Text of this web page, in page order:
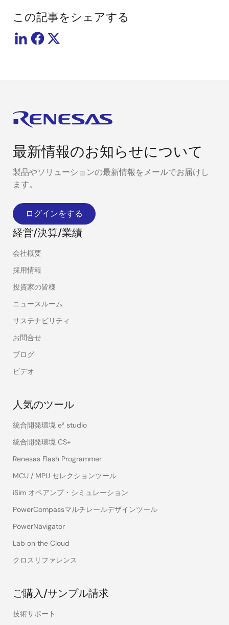
この記事をシェアする
最新情報のお知らせについて
製品やソリューションの最新情報をメールでお届けし
ます。
ログインをする
経営/決算/業績
会社概要
採用情報
投資家の皆様
ニュースルーム
サステナビリティ
お問合せ
ブログ
ビデオ
人気のツール
統合開発環境 e² studio
統合開発環境 CS+
Renesas Flash Programmer
MCU / MPU セレクションツール
iSim オペアンプ・シミュレーション
PowerCompassマルチレールデザインツール
PowerNavigator
Lab on the Cloud
クロスリファレンス
ご購入/サンプル請求
技術サポート